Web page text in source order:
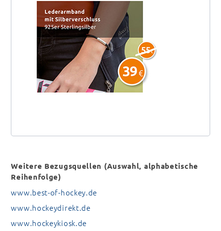
Weitere Bezugsquellen (Auswahl, alphabetische
Reihenfolge)
www.best-of-hockey.de
www.hockeydirekt.de
www.hockeykiosk.de